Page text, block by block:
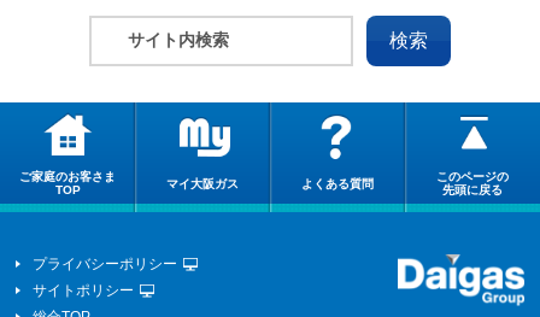
ご家庭のお客さま
TOP
マイ大阪ガス よくある質問
このページの
先頭に戻る
プライバシーポリシー
サイトポリシー